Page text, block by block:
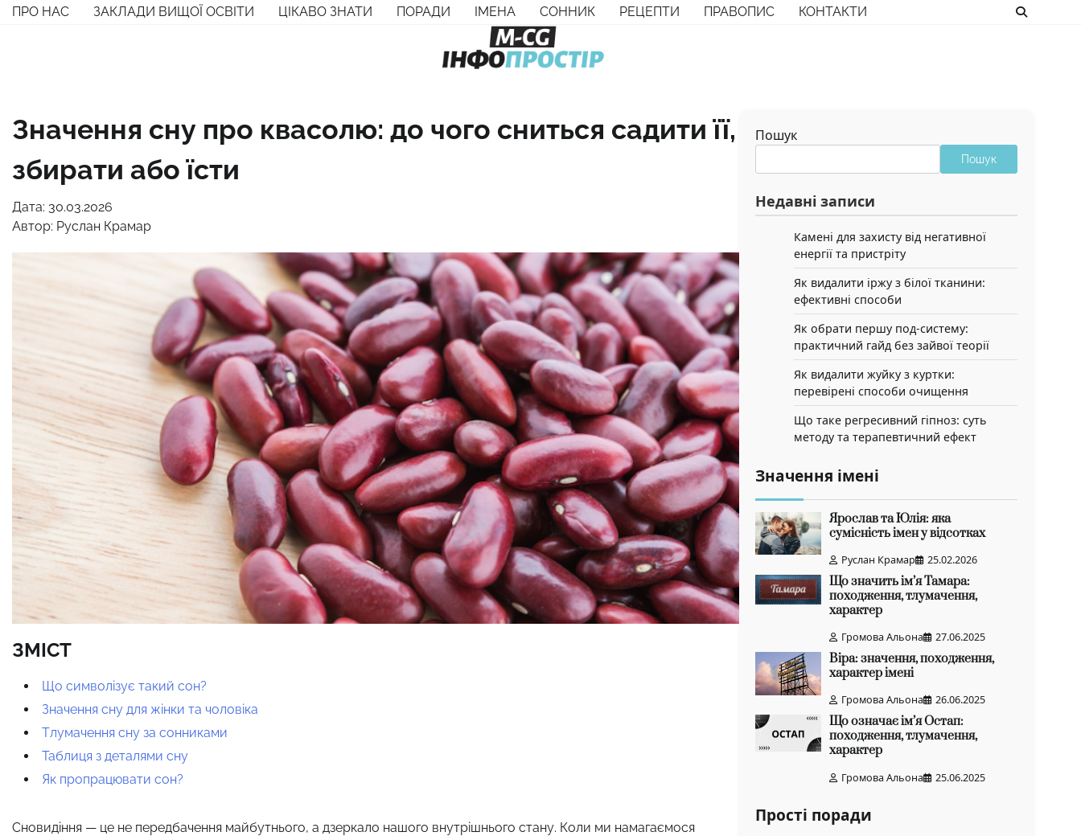
Перейти
ПРО НАС ЗАКЛАДИ ВИЩОЇ ОСВІТИ ЦІКАВО ЗНАТИ ПОРАДИ ІМЕНА СОННИК РЕЦЕПТИ ПРАВОПИС КОНТАКТИ
Значення сну про квасолю: до чого сниться садити її,
збирати або їсти
Дата: 30.03.2026
Автор: Руслан Крамар
ЗМІСТ
Що символізує такий сон?
Значення сну для жінки та чоловіка
Тлумачення сну за сонниками
Таблиця з деталями сну
Як пропрацювати сон?
Сновидіння — це не передбачення майбутнього, а дзеркало нашого внутрішнього стану. Коли ми намагаємося
Пошук
Пошук
Недавні записи
Камені для захисту від негативної
енергії та пристріту
Як видалити іржу з білої тканини:
ефективні способи
Як обрати першу под-систему:
практичний гайд без зайвої теорії
Як видалити жуйку з куртки:
перевірені способи очищення
Що таке регресивний гіпноз: суть
методу та терапевтичний ефект
Значення імені
Ярослав та Юлія: яка
сумісність імен у відсотках
Руслан Крамар 25.02.2026
Що значить ім’я Тамара:
походження, тлумачення,
характер
Громова Альона 27.06.2025
Віра: значення, походження,
характер імені
Громова Альона 26.06.2025
Що означає ім’я Остап:
походження, тлумачення,
характер
Громова Альона 25.06.2025
Прості поради